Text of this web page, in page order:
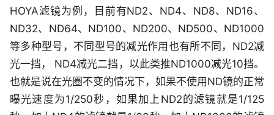
HOYA滤镜为例，目前有ND2、ND4、ND8、ND16、
ND32、ND64、ND100、ND200、ND500、ND1000
等多种型号，不同型号的减光作用也有所不同，ND2减
光一挡， ND4减光二挡，以此类推ND1000减光10挡。
也就是说在光圈不变的情况下，如果不使用ND镜的正常
曝光速度为1/250秒，如果加上ND2的滤镜就是1/125